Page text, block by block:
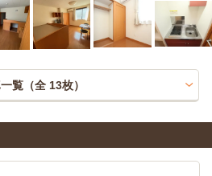
覧（全 13枚）